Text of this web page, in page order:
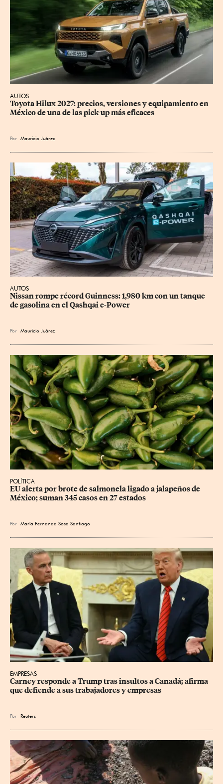
AUTOS
Toyota Hilux 2027: precios, versiones y equipamiento en
México de una de las pick-up más eficaces
Por Mauricio Juárez
AUTOS
Nissan rompe récord Guinness: 1,980 km con un tanque
de gasolina en el Qashqai e-Power
Por Mauricio Juárez
POLÍTICA
EU alerta por brote de salmonela ligado a jalapeños de
México; suman 345 casos en 27 estados
Por María Fernanda Sosa Santiago
EMPRESAS
Carney responde a Trump tras insultos a Canadá; afirma
que defiende a sus trabajadores y empresas
Por Reuters